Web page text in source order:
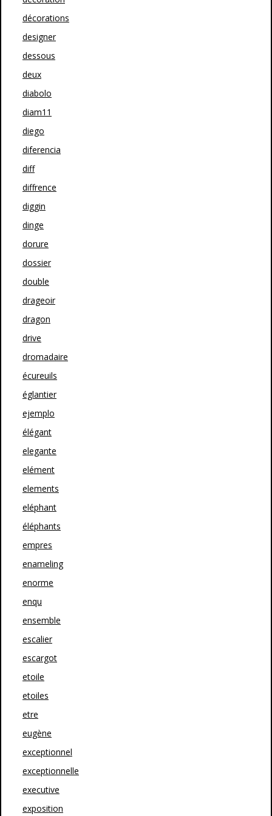
décorations
designer
dessous
deux
diabolo
diam11
diego
diferencia
diff
diffrence
diggin
dinge
dorure
dossier
double
drageoir
dragon
drive
dromadaire
écureuils
églantier
ejemplo
élégant
elegante
elément
elements
eléphant
éléphants
empres
enameling
enorme
enqu
ensemble
escalier
escargot
etoile
etoiles
etre
eugène
exceptionnel
exceptionnelle
executive
exposition